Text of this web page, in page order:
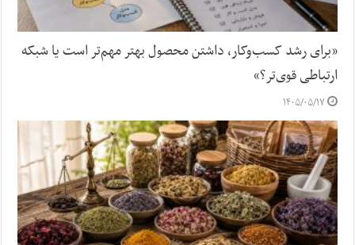
«برای رشد کسب‌وکار، داشتن محصول بهتر مهم‌تر است یا شبکه
ارتباطی قوی‌تر؟»
۱۴۰۵/۰۵/۱۷